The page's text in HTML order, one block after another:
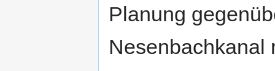
Planung
Nesenbachkanal